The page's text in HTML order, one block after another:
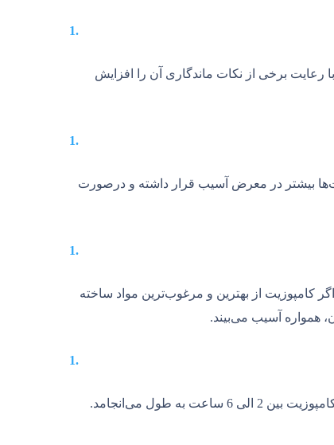
رعایت برخی از نکات ماندگاری آن را افزایش
بیشتر در معرض آسیب قرار داشته و درصورت
کامپوزیت از بهترین و مرغوب‌ترین مواد ساخته
همواره آسیب می‌بیند.
برای تعیین زمان باید نوع مشکل بیمار مشخص شود؛ اما می‌توان گفت که هر جلسه کامپوزیت بین 2 الی 6 ساعت به طول می‌انجامد.